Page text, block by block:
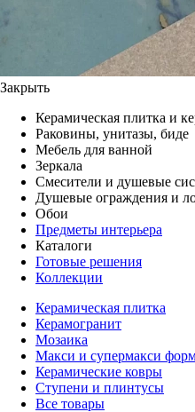
Закрыть
Керамическая плитка и
Раковины, унитазы, биде
Мебель для ванной
Зеркала
Смесители и душевые
Душевые ограждения и
Обои
Предметы интерьера
Каталоги
Готовые решения
Коллекции
Керамическая плитка
Керамогранит
Мозаика
Макси и супермакси
Керамические ковры
Ступени и плинтусы
Все товары